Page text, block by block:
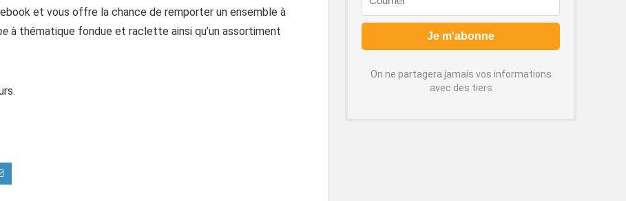
et vous offre la chance de remporter un ensemble à
à thématique fondue et raclette ainsi qu’un assortiment
On ne partagera jamais vos informations
avec des tiers